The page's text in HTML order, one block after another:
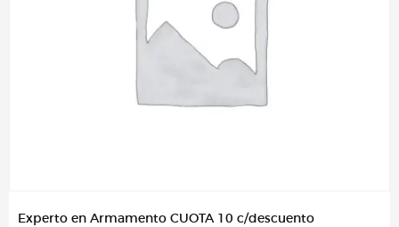
Experto en Armamento CUOTA 10 c/descuento